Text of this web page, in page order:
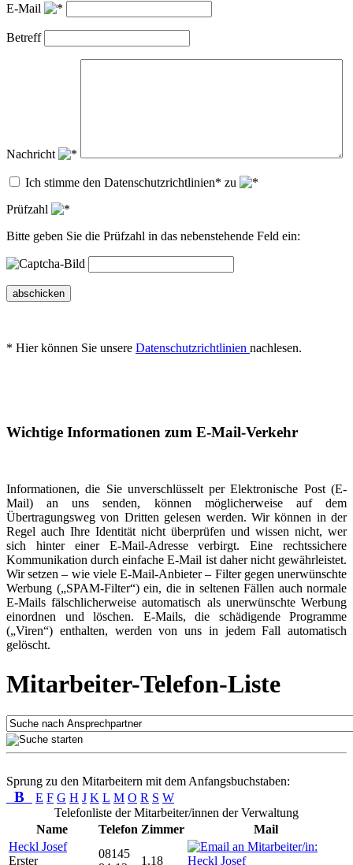
E-Mail
Betreff
Nachricht
Ich stimme den Datenschutzrichtlinien* zu
Prüfzahl
Bitte geben Sie die Prüfzahl in das nebenstehende Feld ein:
abschicken
* Hier können Sie unsere Datenschutzrichtlinien nachlesen.
Wichtige Informationen zum E-Mail-Verkehr
Informationen, die Sie unverschlüsselt per Elektronische Post (E-
Mail) an uns senden, können möglicherweise auf dem
Übertragungsweg von Dritten gelesen werden. Wir können in der
Regel auch Ihre Identität nicht überprüfen und wissen nicht, wer
sich hinter einer E-Mail-Adresse verbirgt. Eine rechtssichere
Kommunikation durch einfache E-Mail ist daher nicht gewährleistet.
Wir setzen – wie viele E-Mail-Anbieter – Filter gegen unerwünschte
Werbung („SPAM-Filter“) ein, die in seltenen Fällen auch normale
E-Mails fälschlicherweise automatisch als unerwünschte Werbung
einordnen und löschen. E-Mails, die schädigende Programme
(„Viren“) enthalten, werden von uns in jedem Fall automatisch
gelöscht.
Mitarbeiter-Telefon-Liste
Sprung zu den Mitarbeitern mit dem Anfangsbuchstaben:
B E F G H J K L M O R S W
Telefonliste der Mitarbeiter/innen der Verwaltung
Name
Telefon Zimmer
Mail
Heckl Josef
Erster
08145
1.18